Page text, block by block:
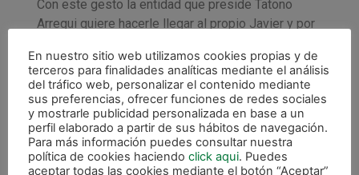
Con este gesto la entidad que preside Tatono
Arregui quiere hacerle llegar al propio Javier y por
el cariño y respeto de nuestro club.
Goian bego, descanse en paz.
https://twitter.com/CDXOTA/status/15077394840
87066625
En nuestro sitio web utilizamos cookies propias y de
terceros para finalidades analíticas mediante el análisis
del tráfico web, personalizar el contenido mediante
sus preferencias, ofrecer funciones de redes sociales
y mostrarle publicidad personalizada en base a un
perfil elaborado a partir de sus hábitos de navegación.
Para más información puedes consultar nuestra
política de cookies haciendo click aqui. Puedes
aceptar todas las cookies mediante el botón “Aceptar”